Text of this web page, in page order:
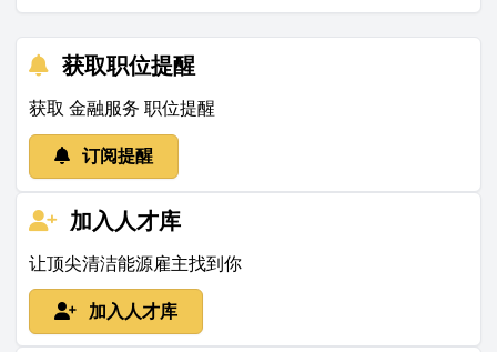
获取职位提醒
获取 金融服务 职位提醒
订阅提醒
加入人才库
让顶尖清洁能源雇主找到你
加入人才库